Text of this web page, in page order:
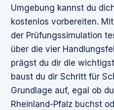
Umgebung kannst du
kostenlos vorbereiten.
der Prüfungssimulation
über die vier
prägst du dir die
baust du dir Schritt für
Grundlage auf, egal ob
Rheinland-Pfalz buchst